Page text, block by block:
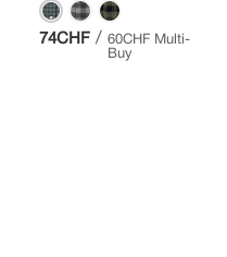
74CHF / 60CHF Multi-
Buy